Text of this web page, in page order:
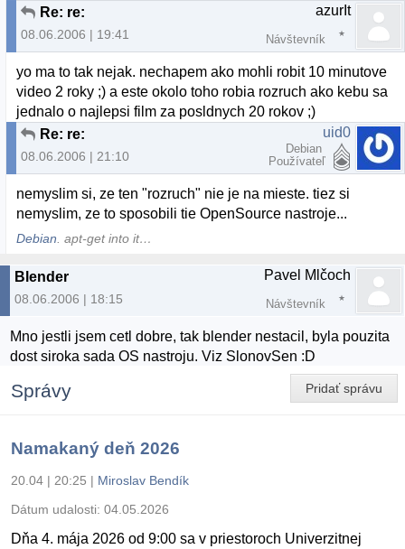
Re: re:
08.06.2006 | 19:41
azurIt
Návštevník
yo ma to tak nejak. nechapem ako mohli robit 10 minutove
video 2 roky ;) a este okolo toho robia rozruch ako kebu sa
jednalo o najlepsi film za posldnych 20 rokov ;)
Re: re:
08.06.2006 | 21:10
uid0
Debian
Používateľ
nemyslim si, ze ten "rozruch" nie je na mieste. tiez si
nemyslim, ze to sposobili tie OpenSource nastroje...
Debian . apt-get into it…
Blender
08.06.2006 | 18:15
Pavel Mlčoch
Návštevník
Mno jestli jsem cetl dobre, tak blender nestacil, byla pouzita
dost siroka sada OS nastroju. Viz SlonovSen :D
Pridať správu
Správy
Namakaný deň 2026
20.04 | 20:25 | Miroslav Bendík
Dátum udalosti: 04.05.2026
Dňa 4. mája 2026 od 9:00 sa v priestoroch Univerzitnej